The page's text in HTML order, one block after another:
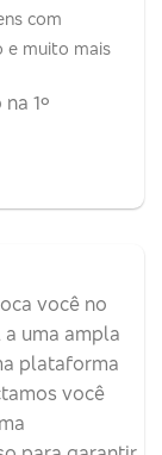
com
e muito mais
1º
você no
uma ampla
plataforma
você